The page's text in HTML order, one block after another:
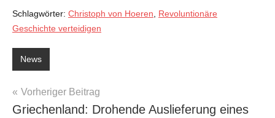
Schlagwörter: Christoph von Hoeren
Revoluntionäre
Geschichte verteidigen
News
Beitragsnavigation
Vorheriger Beitrag
Griechenland: Drohende Auslieferung eines